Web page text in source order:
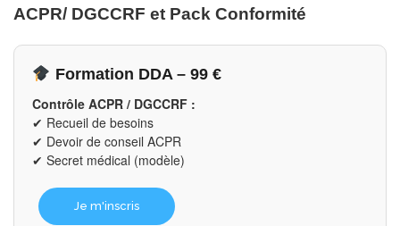
ACPR/ DGCCRF et Pack Conformité
Formation DDA – 99 €
Contrôle ACPR / DGCCRF :
✔ Recueil de besoins
✔ Devoir de conseil ACPR
✔ Secret médical (modèle)
Je m'inscris